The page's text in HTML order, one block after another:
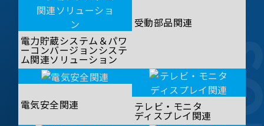
電力貯蔵システム＆パワ
ーコンバージョンシステ
ム関連ソリューション
受動部品関連
電気安全関連 テレビ・モニタ
ディスプレイ関連